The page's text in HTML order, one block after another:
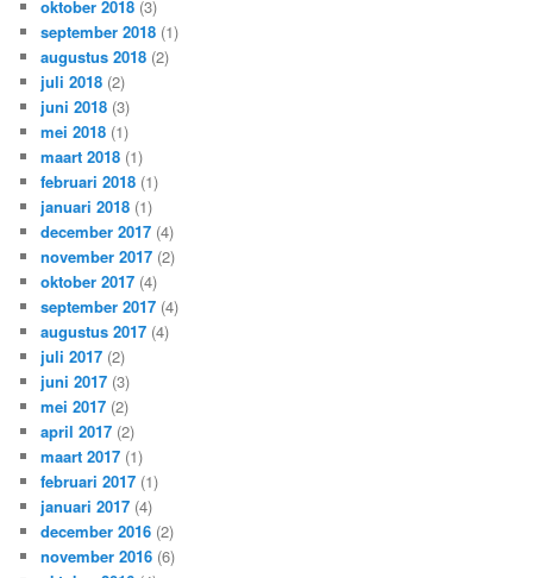
oktober 2018 (3)
september 2018 (1)
augustus 2018 (2)
juli 2018 (2)
juni 2018 (3)
mei 2018 (1)
maart 2018 (1)
februari 2018 (1)
januari 2018 (1)
december 2017 (4)
november 2017 (2)
oktober 2017 (4)
september 2017 (4)
augustus 2017 (4)
juli 2017 (2)
juni 2017 (3)
mei 2017 (2)
april 2017 (2)
maart 2017 (1)
februari 2017 (1)
januari 2017 (4)
december 2016 (2)
november 2016 (6)